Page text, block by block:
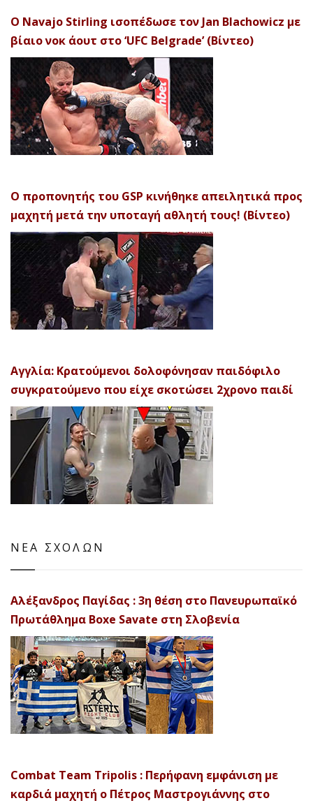
Ο Navajo Stirling ισοπέδωσε τον Jan Blachowicz με
βίαιο νοκ άουτ στο ‘UFC Belgrade’ (Βίντεο)
Ο προπονητής του GSP κινήθηκε απειλητικά προς
μαχητή μετά την υποταγή αθλητή τους! (Βίντεο)
Αγγλία: Κρατούμενοι δολοφόνησαν παιδόφιλο
συγκρατούμενο που είχε σκοτώσει 2χρονο παιδί
ΝΕΑ ΣΧΟΛΩΝ
Αλέξανδρος Παγίδας : 3η θέση στο Πανευρωπαϊκό
Πρωτάθλημα Boxe Savate στη Σλοβενία
Combat Team Tripolis : Περήφανη εμφάνιση με
καρδιά μαχητή ο Πέτρος Μαστρογιάννης στο